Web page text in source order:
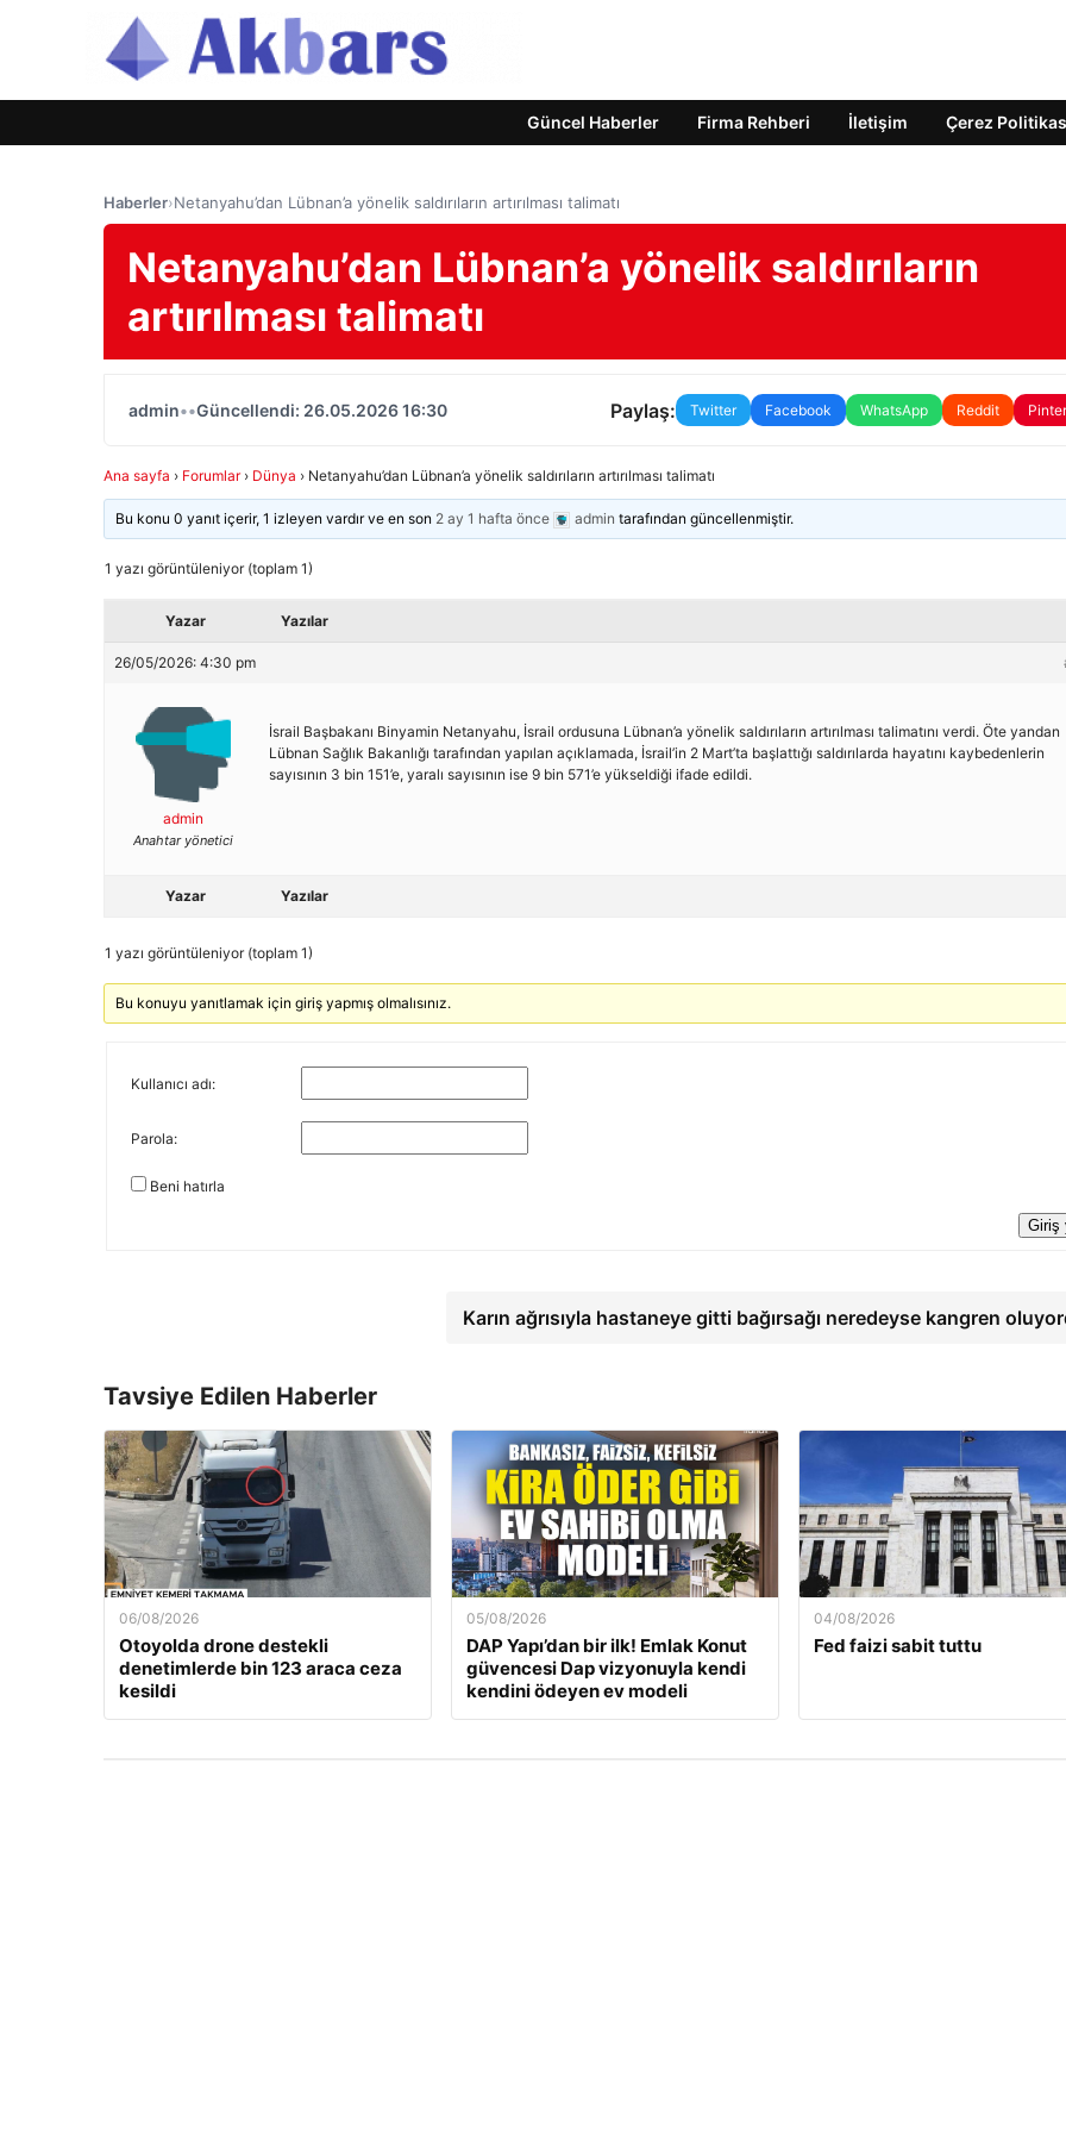
Güncel Haberler Firma Rehberi İletişim Çerez
Haberler›Netanyahu’dan Lübnan’a yönelik saldırıların artırılması talimatı
Netanyahu’dan Lübnan’a yönelik saldırıların
artırılması talimatı
admin••Güncellendi: 26.05.2026 16:30 Paylaş: Twitter Facebook WhatsApp Reddit
Ana sayfa › Forumlar › Dünya › Netanyahu’dan Lübnan’a yönelik saldırıların artırılması talimatı
Bu konu 0 yanıt içerir, 1 izleyen vardır ve en son 2 ay 1 hafta önce admin tarafından güncellenmiştir.
1 yazı görüntüleniyor (toplam 1)
Yazar Yazılar
26/05/2026: 4:30 pm
admin
Anahtar yönetici
İsrail Başbakanı Binyamin Netanyahu, İsrail ordusuna Lübnan’a yönelik saldırıların artırılması talimatını verdi. Öte yandan
Lübnan Sağlık Bakanlığı tarafından yapılan açıklamada, İsrail’in 2 Mart’ta başlattığı saldırılarda hayatını kaybedenlerin
sayısının 3 bin 151’e, yaralı sayısının ise 9 bin 571’e yükseldiği ifade edildi.
Yazar Yazılar
1 yazı görüntüleniyor (toplam 1)
Bu konuyu yanıtlamak için giriş yapmış olmalısınız.
Kullanıcı adı:
Parola:
Beni hatırla
Giriş
Karın ağrısıyla hastaneye gitti bağırsağı neredeyse kangren
Tavsiye Edilen Haberler
06/08/2026
Otoyolda drone destekli
denetimlerde bin 123 araca ceza
kesildi
05/08/2026
DAP Yapı’dan bir ilk! Emlak Konut
güvencesi Dap vizyonuyla kendi
kendini ödeyen ev modeli
04/08/2026
Fed faizi sabit tuttu